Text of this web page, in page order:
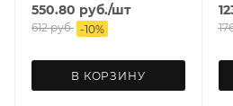
550.80 руб./шт
612руб. -10%
В КОРЗИНУ